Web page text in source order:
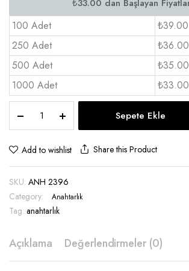
100 Adet
₺39.00
250 Adet
₺36.00
500 Adet
₺35.00
1000 Adet
₺33.00
Metal
Anahtarlık
-
2396
quantity
Sepete Ekle
Add to wishlist Share this Product
SKU: ANH 2396
Category:
Anahtarlık
Tag: anahtarlık
Açıklama Değerlendirmeler (0)